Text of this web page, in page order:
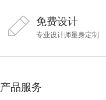
免费设计
专业设计师量身定制
产品服务